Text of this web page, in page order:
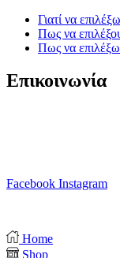
Γιατί να
Πως να
Πως να
Επικοινωνία
Facebook Instagram
Home
Shop